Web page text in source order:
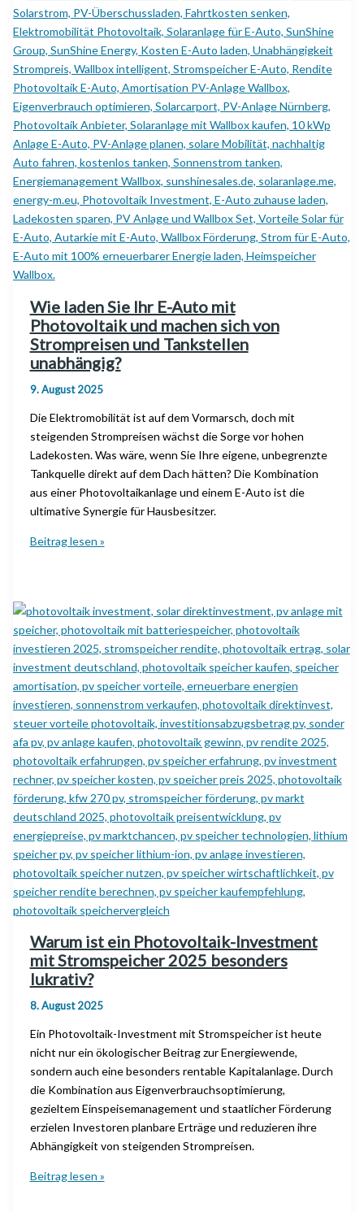
Wie laden Sie Ihr E-Auto mit
Photovoltaik und machen sich von
Strompreisen und Tankstellen
unabhängig?
9. August 2025
Die Elektromobilität ist auf dem Vormarsch, doch mit
steigenden Strompreisen wächst die Sorge vor hohen
Ladekosten. Was wäre, wenn Sie Ihre eigene, unbegrenzte
Tankquelle direkt auf dem Dach hätten? Die Kombination
aus einer Photovoltaikanlage und einem E-Auto ist die
ultimative Synergie für Hausbesitzer.
Wie
E-
Auto
mit
Photovoltaik
und
machen
sich
von
Strompreisen
und
Tankstellen
unabhängig?
Beitrag lesen »
Warum ist ein Photovoltaik-Investment
mit Stromspeicher 2025 besonders
lukrativ?
8. August 2025
Ein Photovoltaik-Investment mit Stromspeicher ist heute
nicht nur ein ökologischer Beitrag zur Energiewende,
sondern auch eine besonders rentable Kapitalanlage. Durch
die Kombination aus Eigenverbrauchsoptimierung,
gezieltem Einspeisemanagement und staatlicher Förderung
erzielen Investoren planbare Erträge und reduzieren ihre
Abhängigkeit von steigenden Strompreisen.
Warum
Beitrag lesen »